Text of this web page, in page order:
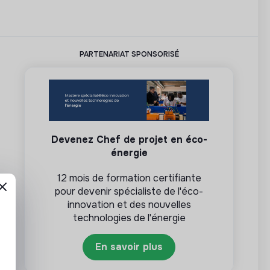
PARTENARIAT SPONSORISÉ
Devenez Chef de projet en éco-
énergie
12 mois de formation certifiante
pour devenir spécialiste de l'éco-
innovation et des nouvelles
technologies de l'énergie
En savoir plus